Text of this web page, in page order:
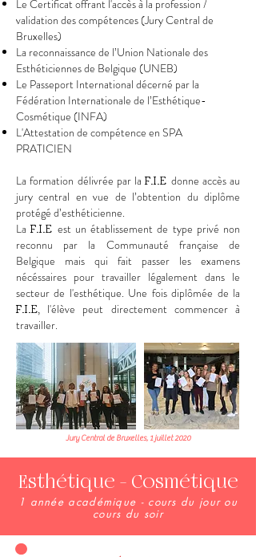
Le Certificat offrant l'accès à la profession /
validation des compétences (Jury Central de
Bruxelles)
La reconnaissance de l’Union Nationale des
Esthéticiennes de Belgique (UNEB)
Le Passeport International décerné par la
Fédération Internationale de l’Esthétique-
Cosmétique (INFA)
L'Attestation de compétence en SPA
PRATICIEN
La formation délivrée par laF.I.E donne accès au
jury central en vue de l’obtention du diplôme
protégé d’esthéticienne.
LaF.I.E est un établissement de type privé non
reconnu par la Communauté française de
Belgique mais qui fait passer les examens
nécéssaires pour travailler légalement dans le
secteur de l'esthétique. Une fois diplômée de la
F.I.E, l'élève peut directement commencer à
travailler.
Jury Central de Bruxelles, 1 juillet 2020​
Esthétique - Cosmétique
1 année académique - cours du jour ou
cours du soir